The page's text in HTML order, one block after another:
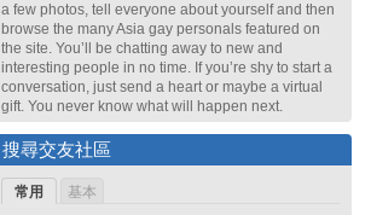
a few photos, tell everyone about yourself and then
browse the many Asia gay personals featured on
the site. You’ll be chatting away to new and
interesting people in no time. If you’re shy to start a
conversation, just send a heart or maybe a virtual
gift. You never know what will happen next.
搜尋交友社區
常用 基本